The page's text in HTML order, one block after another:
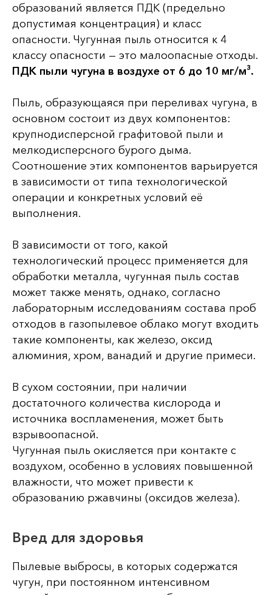
образований является ПДК (предельно
допустимая концентрация) и класс
опасности. Чугунная пыль относится к 4
классу опасности — это малоопасные отходы.
ПДК пыли чугуна в воздухе от 6 до 10 мг/м³.
Пыль, образующаяся при переливах чугуна, в
основном состоит из двух компонентов:
крупнодисперсной графитовой пыли и
мелкодисперсного бурого дыма.
Соотношение этих компонентов варьируется
в зависимости от типа технологической
операции и конкретных условий её
выполнения.
В зависимости от того, какой
технологический процесс применяется для
обработки металла, чугунная пыль состав
может также менять, однако, согласно
лабораторным исследованиям состава проб
отходов в газопылевое облако могут входить
такие компоненты, как железо, оксид
алюминия, хром, ванадий и другие примеси.
В сухом состоянии, при наличии
достаточного количества кислорода и
источника воспламенения, может быть
взрывоопасной.
Чугунная пыль окисляется при контакте с
воздухом, особенно в условиях повышенной
влажности, что может привести к
образованию ржавчины (оксидов железа).
Вред для здоровья
Пылевые выбросы, в которых содержатся
чугун, при постоянном интенсивном